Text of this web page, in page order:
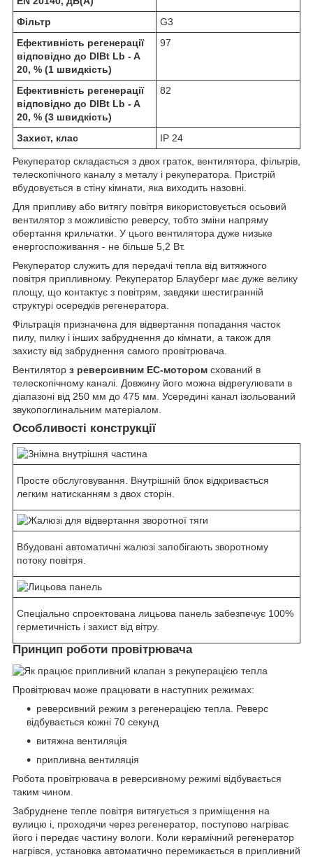
Фільтр
G3
Ефективність регенерації
відповідно до DIBt Lb - A
20, % (1 швидкість)
97
Ефективність регенерації
відповідно до DIBt Lb - A
20, % (3 швидкість)
82
Захист, клас IP 24
Рекуператор складається з двох граток, вентилятора, фільтрів,
телескопічного каналу з металу і рекуператора. Пристрій
вбудовується в стіну кімнати, яка виходить назовні.
Для припливу або витягу повітря використовується осьовий
вентилятор з можливістю реверсу, тобто зміни напряму
обертання крильчатки. У цього вентилятора дуже низьке
енергоспоживання - не більше 5,2 Вт.
Рекуператор служить для передачі тепла від витяжного
повітря припливному. Рекуператор Блауберг має дуже велику
площу, що контактує з повітрям, завдяки шестигранній
структурі осередків регенератора.
Фільтрація призначена для відвертання попадання часток
пилу, пилку і інших забруднення до кімнати, а також для
захисту від забруднення самого провітрювача.
Вентилятор з реверсивним ЕС-мотором схований в
телескопічному каналі. Довжину його можна відрегулювати в
діапазоні від 250 мм до 475 мм. Усередині канал ізольований
звукопоглинальним матеріалом.
Особливості конструкції
Просте обслуговування. Внутрішній блок відкривається
легким натисканням з двох сторін.
Вбудовані автоматичні жалюзі запобігають зворотному
потоку повітря.
Спеціально спроектована лицьова панель забезпечує 100%
герметичність і захист від вітру.
Принцип роботи провітрювача
Провітрювач може працювати в наступних режимах:
реверсивний режим з регенерацією тепла. Реверс
відбувається кожні 70 секунд
витяжна вентиляція
припливна вентиляція
Робота провітрювача в реверсивному режимі відбувається
таким чином.
Забруднене тепле повітря витягується з приміщення на
вулицю і, проходячи через регенератор, поступово нагріває
його і передає частину вологи. Коли керамічний регенератор
нагрівся, установка автоматично перемикається в припливний